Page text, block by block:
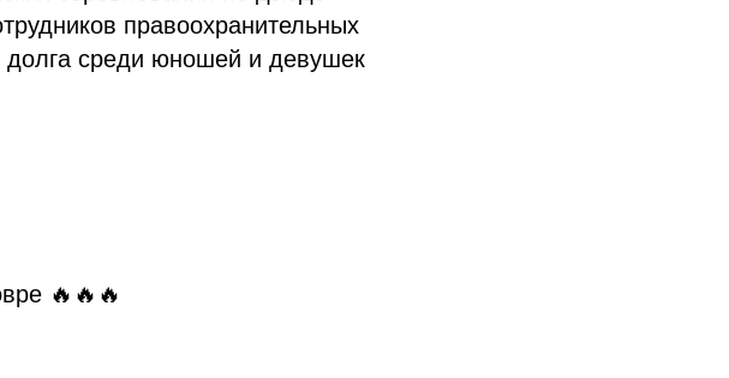
правоохранительных
долга среди юношей и девушек
🔥🔥🔥